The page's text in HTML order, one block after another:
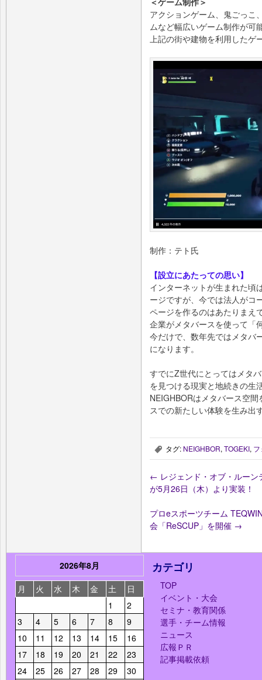
アクションゲーム、鬼ごっこ
ムなど幅広いゲーム制作が可
上記の街や建物を利用したゲ
制作：テト氏
【設立にあたっての思い】
インターネットが生まれた頃
ージですが、今では法人がコ
ページを作るのはあたりまえ
企業がメタバースを使って「
今だけで、数年先ではメタバ
になります。
すでにZ世代にとってはメタ
を見つける現実と地続きの生
NEIGHBORはメタバース空
スでの新たしい体験を生み出
, タグ: NEIGHBOR, TOGEKI,
← レジェンド・オブ・ルー
が5月26日（木）より実装！
プロeスポーツチーム
会「ReSCUP」を開催 →
2026年8月
月
火 水 木 金 土
日
1
2
3
4 5 6 7 8
9
10
11 12 13 14 15
16
17
18 19 20 21 22
23
24
25 26 27 28 29
30
カテゴリ
TOP
イベント・大会
セミナ・教育関係
選手・チーム情報
ニュース
広報ＰＲ
記事掲載依頼